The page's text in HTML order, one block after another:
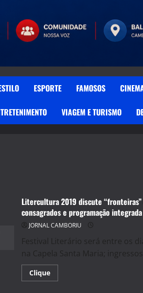
ESPORTE FAMOSOS
VIAGEM E TURISMO
Litercultura 2019 discute
consagrados e programação integrada
JORNAL CAMBORIU
Festival Literário será entre os
na Capela Santa Maria; ingressos
CliqueRead
more